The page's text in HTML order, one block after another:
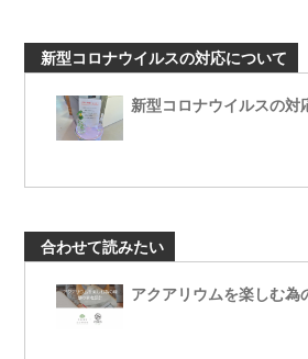
新型コロナウイルスの対応について
新型コロナウイルスの対
合わせて読みたい
アクアリウムを楽しむ為